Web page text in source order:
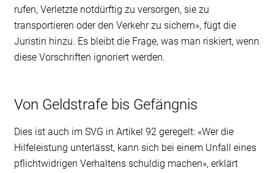
rufen, Verletzte notdürftig zu versorgen, sie zu
transportieren oder den Verkehr zu sichern», fügt die
Juristin hinzu. Es bleibt die Frage, was man riskiert, wenn
diese Vorschriften ignoriert werden.
Von Geldstrafe bis Gefängnis
Dies ist auch im SVG in Artikel 92 geregelt: «Wer die
Hilfeleistung unterlässt, kann sich bei einem Unfall eines
pflichtwidrigen Verhaltens schuldig machen», erklärt